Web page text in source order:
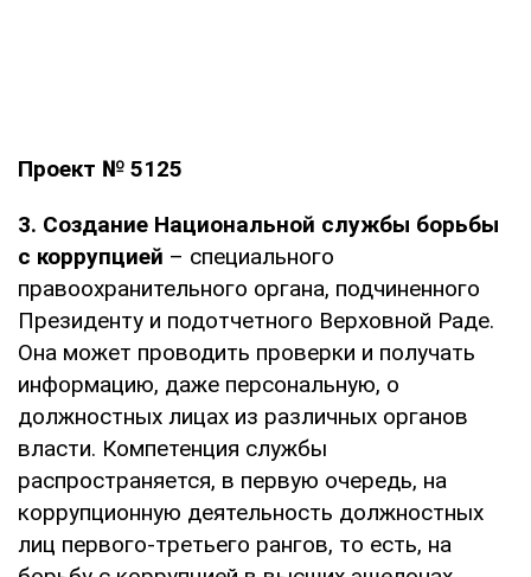
Проект № 5125
3. Создание Национальной службы борьбы
с коррупцией – специального
правоохранительного органа, подчиненного
Президенту и подотчетного Верховной Раде.
Она может проводить проверки и получать
информацию, даже персональную, о
должностных лицах из различных органов
власти. Компетенция службы
распространяется, в первую очередь, на
коррупционную деятельность должностных
лиц первого-третьего рангов, то есть, на